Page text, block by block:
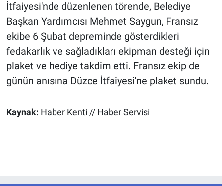
İtfaiyesi'nde düzenlenen törende, Belediye
Başkan Yardımcısı Mehmet Saygun, Fransız
ekibe 6 Şubat depreminde gösterdikleri
fedakarlık ve sağladıkları ekipman desteği için
plaket ve hediye takdim etti. Fransız ekip de
günün anısına Düzce İtfaiyesi'ne plaket sundu.
Kaynak: Haber Kenti // Haber Servisi